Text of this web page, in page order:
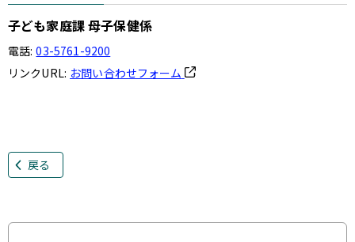
子ども家庭課 母子保健係
電話: 03-5761-9200
リンクURL: お問い合わせフォーム
戻る